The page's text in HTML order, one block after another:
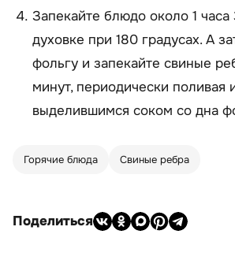
Запекайте блюдо около 1
духовке при 180 градусах. А
фольгу и запекайте свиные
минут, периодически поливая
выделившимся соком со дна
Горячие блюда Свиные ребра
Поделиться